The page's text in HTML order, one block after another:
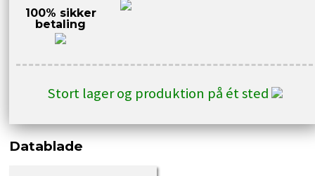
100% sikker
betaling
Stort lager og produktion på ét sted
Datablade